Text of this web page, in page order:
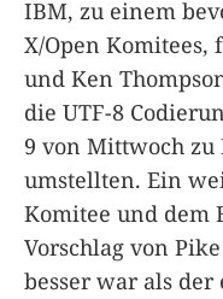
IBM, zu einem
X/Open Komitees,
und Ken
die UTF-8
9 von Mittwoch zu
umstellten. Ein
Komitee und dem
Vorschlag von
besser war als der